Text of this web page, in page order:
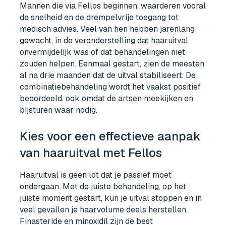
Mannen die via Fellos beginnen, waarderen vooral
de snelheid en de drempelvrije toegang tot
medisch advies. Veel van hen hebben jarenlang
gewacht, in de veronderstelling dat haaruitval
onvermijdelijk was of dat behandelingen niet
zouden helpen. Eenmaal gestart, zien de meesten
al na drie maanden dat de uitval stabiliseert. De
combinatiebehandeling wordt het vaakst positief
beoordeeld, ook omdat de artsen meekijken en
bijsturen waar nodig.
Kies voor een effectieve aanpak
van haaruitval met Fellos
Haaruitval is geen lot dat je passief moet
ondergaan. Met de juiste behandeling, op het
juiste moment gestart, kun je uitval stoppen en in
veel gevallen je haarvolume deels herstellen.
Finasteride en minoxidil zijn de best